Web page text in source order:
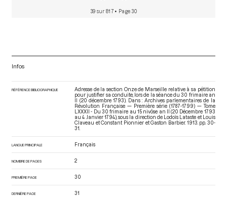
39 sur 817 • Page 30
Infos
RÉFÉRENCE BIBLIOGRAPHIQUE
Adresse de la section Onze de Marseille relative à sa pétition
pour justifier sa conduite, lors de la séance du 30 frimaire an
II (20 décembre 1793). Dans : Archives parlementaires de la
Révolution Française — Première série (1787-1799) — Tome
LXXXII - Du 30 frimaire au 15 nivôse an II (20 Décembre 1793
au 4 Janvier 1794), sous la direction de Lodoïs Lataste et Louis
Claveau et Constant Pionnier et Gaston Barbier. 1913. pp. 30-
31.
LANGUE PRINCIPALE Français
NOMBRE DE PAGES 2
PREMIÈRE PAGE 30
DERNIÈRE PAGE 31